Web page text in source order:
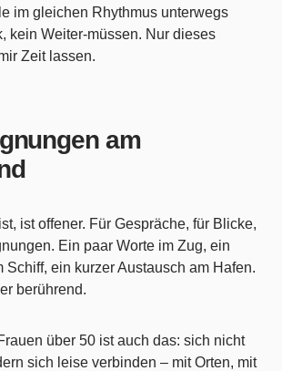
im gleichen Rhythmus unterwegs
kein Weiter-müssen. Nur dieses
Zeit lassen.
am
ist offener. Für Gespräche, für Blicke,
Ein paar Worte im Zug, ein
Schiff, ein kurzer Austausch am Hafen.
berührend.
über 50 ist auch das: sich nicht
sich leise verbinden – mit Orten, mit